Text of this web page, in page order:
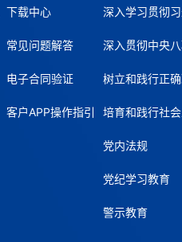
下载中心
常见问题解答
电子合同验证
客户APP操作指引
深入学习贯彻
深入贯彻中央
树立和践行正
培育和践行社
党内法规
党纪学习教育
警示教育